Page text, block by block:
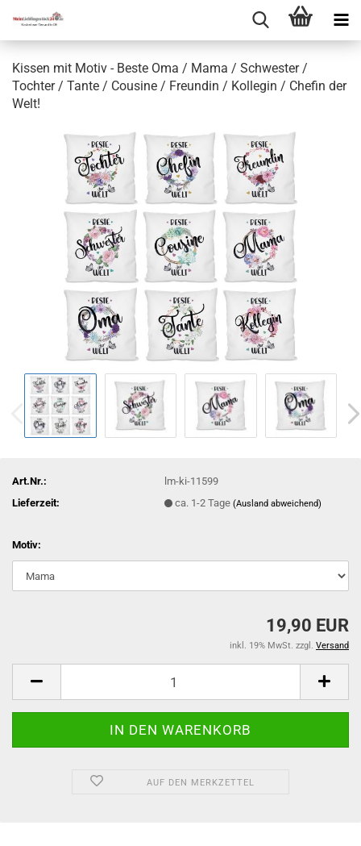
Kissen mit Motiv - Beste Oma / Mama / Schwester /
Tochter / Tante / Cousine / Freundin / Kollegin / Chefin der
Welt!
Art.Nr.:
lm-ki-11599
Lieferzeit:
ca. 1-2 Tage(Ausland abweichend)
Motiv:
19,90 EUR
inkl. 19% MwSt. zzgl. Versand
AUF DEN MERKZETTEL